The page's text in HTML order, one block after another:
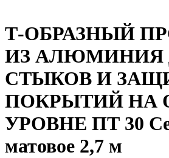
Т-ОБРАЗНЫЙ
ИЗ АЛЮМИНИЯ
СТЫКОВ И
ПОКРЫТИЙ НА
УРОВНЕ ПТ 30
матовое 2,7 м